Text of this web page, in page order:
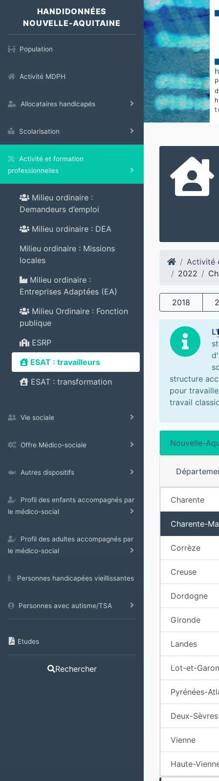
HANDIDONNÉES
NOUVELLE-AQUITAINE
Population
Activité MDPH
Allocataires handicapés
Scolarisation
Activité et formation
professionnelles
Milieu ordinaire :
Demandeurs d’emploi
Milieu ordinaire : DEA
Milieu ordinaire : Missions
locales
Milieu ordinaire :
Entreprises Adaptées (EA)
Milieu Ordinaire : Fonction
publique
ESRP
ESAT : travailleurs
ESAT : transformation
Vie sociale
Offre Médico-sociale
Autres dispositifs
Profil des enfants accompagnés par
le médico-social
Profil des adultes accompagnés par
le médico-social
Personnes handicapées vieillissantes
Personnes avec autisme/TSA
Etudes
Rechercher
Activité
2022
2018
L'
structure
pour
travail
Nouvelle-
Charente
Charente-
Corrèze
Creuse
Dordogne
Gironde
Landes
Lot-et-
Pyrénées-
Deux-Sèvres
Vienne
Haute-